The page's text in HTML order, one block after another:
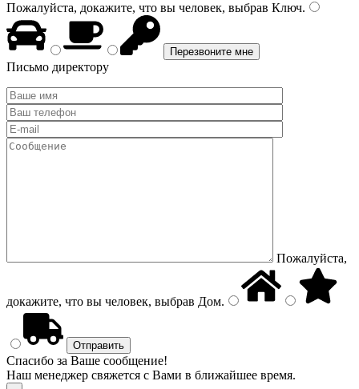
Пожалуйста, докажите, что вы человек, выбрав Ключ.
Письмо директору
Пожалуйста,
докажите, что вы человек, выбрав Дом.
Спасибо за Ваше сообщение!
Наш менеджер свяжется с Вами в ближайшее время.